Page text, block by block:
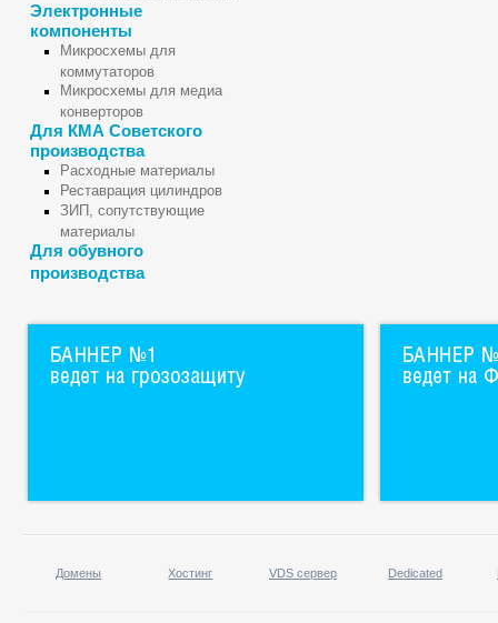
Электронные
компоненты
Микросхемы для
коммутаторов
Микросхемы для медиа
конверторов
Для КМА Советского
производства
Расходные материалы
Реставрация цилиндров
ЗИП, сопутствующие
материалы
Для обувного
производства
Домены Хостинг VDS сервер Dedicated